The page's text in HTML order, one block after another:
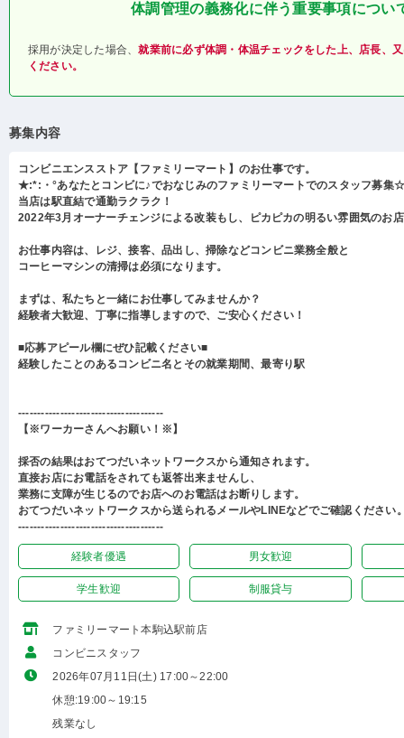
体調管理の義務化に伴う重要事項につい
採用が決定した場合、就業前に必ず体調・体温チェックをした上、店長、
ください。
募集内容
コンビニエンスストア【ファミリーマート】のお仕事です。
★:*:・°あなたとコンビに♪でおなじみのファミリーマートでのスタッフ募集
当店は駅直結で通勤ラクラク！
2022年3月オーナーチェンジによる改装もし、ピカピカの明るい雰囲気のお
お仕事内容は、レジ、接客、品出し、掃除などコンビニ業務全般と
コーヒーマシンの清掃は必須になります。
まずは、私たちと一緒にお仕事してみませんか？
経験者大歓迎、丁寧に指導しますので、ご安心ください！
■応募アピール欄にぜひ記載ください■
経験したことのあるコンビニ名とその就業期間、最寄り駅
--------------------------------------
【※ワーカーさんへお願い！※】
採否の結果はおてつだいネットワークスから通知されます。
直接お店にお電話をされても返答出来ませんし、
業務に支障が生じるのでお店へのお電話はお断りします。
おてつだいネットワークスから送られるメールやLINEなどでご確認ください
--------------------------------------
経験者優遇 男女歓迎
学生歓迎 制服貸与
ファミリーマート本駒込駅前店
コンビニスタッフ
2026年07月11日(土) 17:00～22:00
休憩:19:00～19:15
残業なし